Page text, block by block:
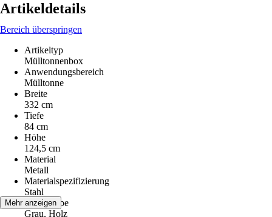
Artikeldetails
Bereich überspringen
Artikeltyp
Mülltonnenbox
Anwendungsbereich
Mülltonne
Breite
332 cm
Tiefe
84 cm
Höhe
124,5 cm
Material
Metall
Materialspezifizierung
Stahl
Grundfarbe
Grau, Holz
Mehr anzeigen